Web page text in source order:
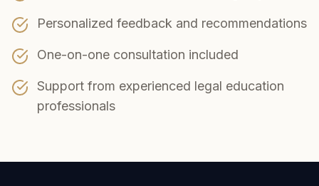
Personalized feedback and recommendations
One-on-one consultation included
Support from experienced legal education
professionals